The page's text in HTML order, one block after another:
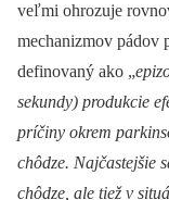
veľmi ohrozuje
mechanizmov
definovaný ako „
sekundy) produkcie
príčiny okrem
chôdze. Najčastejšie
chôdze, ale tiež v